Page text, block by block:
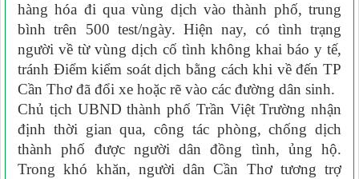
hàng hóa đi qua vùng dịch vào thành phố, trung
bình trên 500 test/ngày. Hiện nay, có tình trạng
người về từ vùng dịch cố tình không khai báo y tế,
tránh Ðiểm kiểm soát dịch bằng cách khi về đến TP
Cần Thơ đã đổi xe hoặc rẽ vào các đường dân sinh.
Chủ tịch UBND thành phố Trần Việt Trường nhận
định thời gian qua, công tác phòng, chống dịch
thành phố được người dân đồng tình, ủng hộ.
Trong khó khăn, người dân Cần Thơ tương trợ